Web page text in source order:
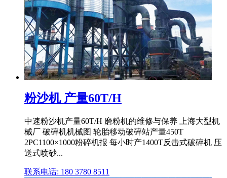
粉沙机 产量60T/H
中速粉沙机产量60T/H 磨粉机的维修与保养 上海大型机
械厂 破碎机机械图 轮胎移动破碎站产量450T
2PC1100×1000粉碎机报 每小时产1400T反击式破碎机 压
送式喷砂...
联系电话: 180 3780 8511